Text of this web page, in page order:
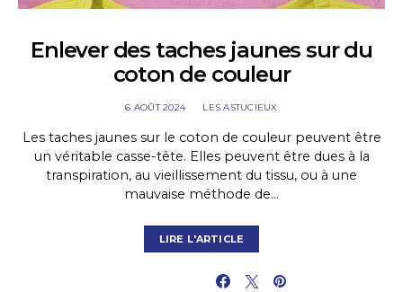
Enlever des taches jaunes sur du
coton de couleur
6 AOÛT 2024 LES ASTUCIEUX
Les taches jaunes sur le coton de couleur peuvent être
un véritable casse-tête. Elles peuvent être dues à la
transpiration, au vieillissement du tissu, ou à une
mauvaise méthode de…
LIRE L'ARTICLE